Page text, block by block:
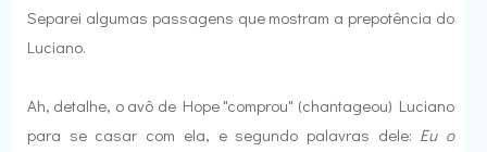
Separei algumas passagens que mostram a prepotência do
Luciano.
Ah, detalhe, o avô de Hope "comprou" (chantageou) Luciano
para se casar com ela, e segundo palavras dele: Eu o